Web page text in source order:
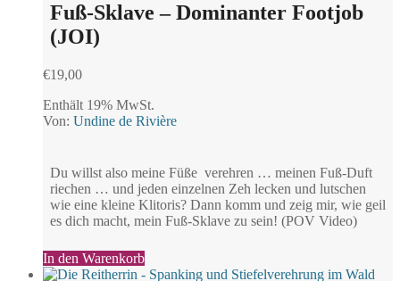
Fuß-Sklave – Dominanter Footjob
(JOI)
€19,00
Enthält 19% MwSt.
Von: Undine de Rivière
Du willst also meine Füße verehren … meinen Fuß-Duft
riechen … und jeden einzelnen Zeh lecken und lutschen
wie eine kleine Klitoris? Dann komm und zeig mir, wie geil
es dich macht, mein Fuß-Sklave zu sein! (POV Video)
In den Warenkorb